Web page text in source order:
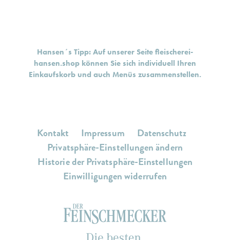
Hansen´s Tipp: Auf unserer Seite fleischerei-
hansen.shop können Sie sich individuell Ihren
Einkaufskorb und auch Menüs zusammenstellen.
Kontakt Impressum
Datenschutz
Privatsphäre-Einstellungen ändern
Historie der Privatsphäre-Einstellungen
Einwilligungen widerrufen